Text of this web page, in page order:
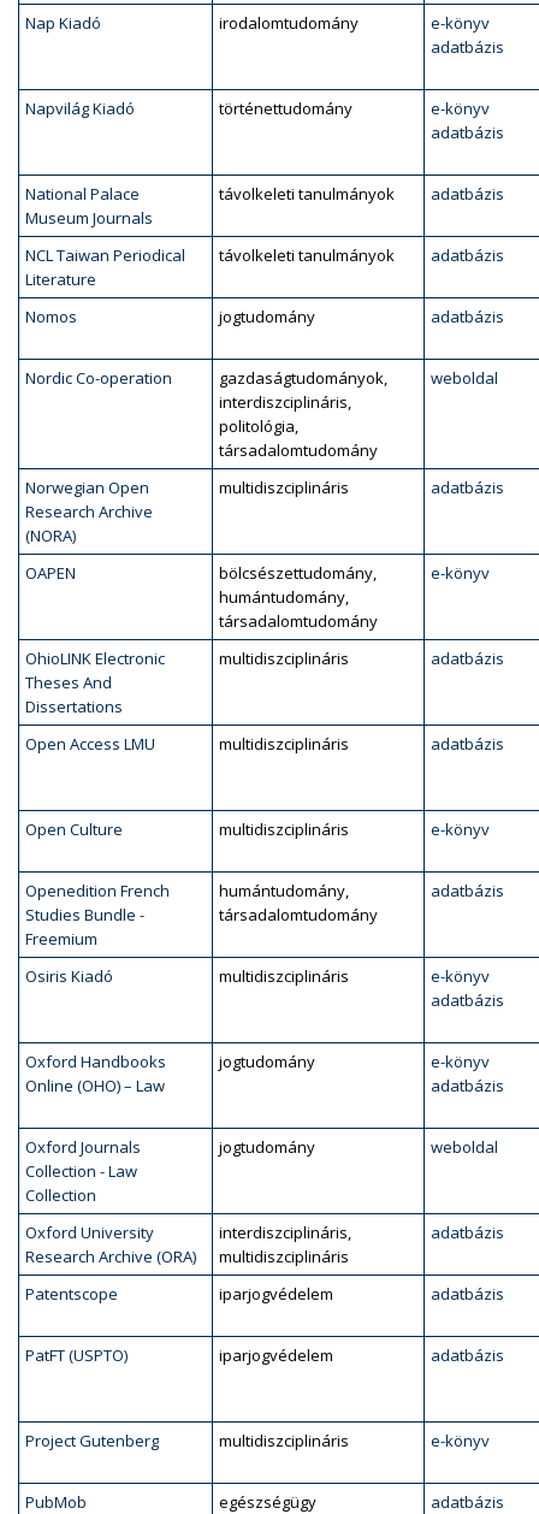
Nap Kiadó irodalomtudomány
e-könyv
adatbázis
Napvilág Kiadó történettudomány
e-könyv
adatbázis
National Palace
Museum Journals
távolkeleti tanulmányok adatbázis
NCL Taiwan Periodical
Literature
távolkeleti tanulmányok adatbázis
Nomos jogtudomány adatbázis
Nordic Co-operation
gazdaságtudományok,
interdiszciplináris,
politológia,
társadalomtudomány
weboldal
Norwegian Open
Research Archive
(NORA)
multidiszciplináris adatbázis
OAPEN
bölcsészettudomány,
humántudomány,
társadalomtudomány
e-könyv
OhioLINK Electronic
Theses And
Dissertations
multidiszciplináris adatbázis
Open Access LMU multidiszciplináris adatbázis
Open Culture multidiszciplináris e-könyv
Openedition French
Studies Bundle -
Freemium
humántudomány,
társadalomtudomány
adatbázis
Osiris Kiadó multidiszciplináris
e-könyv
adatbázis
Oxford Handbooks
Online (OHO) – Law
jogtudomány
e-könyv
adatbázis
Oxford Journals
Collection - Law
Collection
jogtudomány weboldal
Oxford University
Research Archive (ORA)
interdiszciplináris,
multidiszciplináris
adatbázis
Patentscope iparjogvédelem adatbázis
PatFT (USPTO) iparjogvédelem adatbázis
Project Gutenberg multidiszciplináris e-könyv
PubMob egészségügy adatbázis